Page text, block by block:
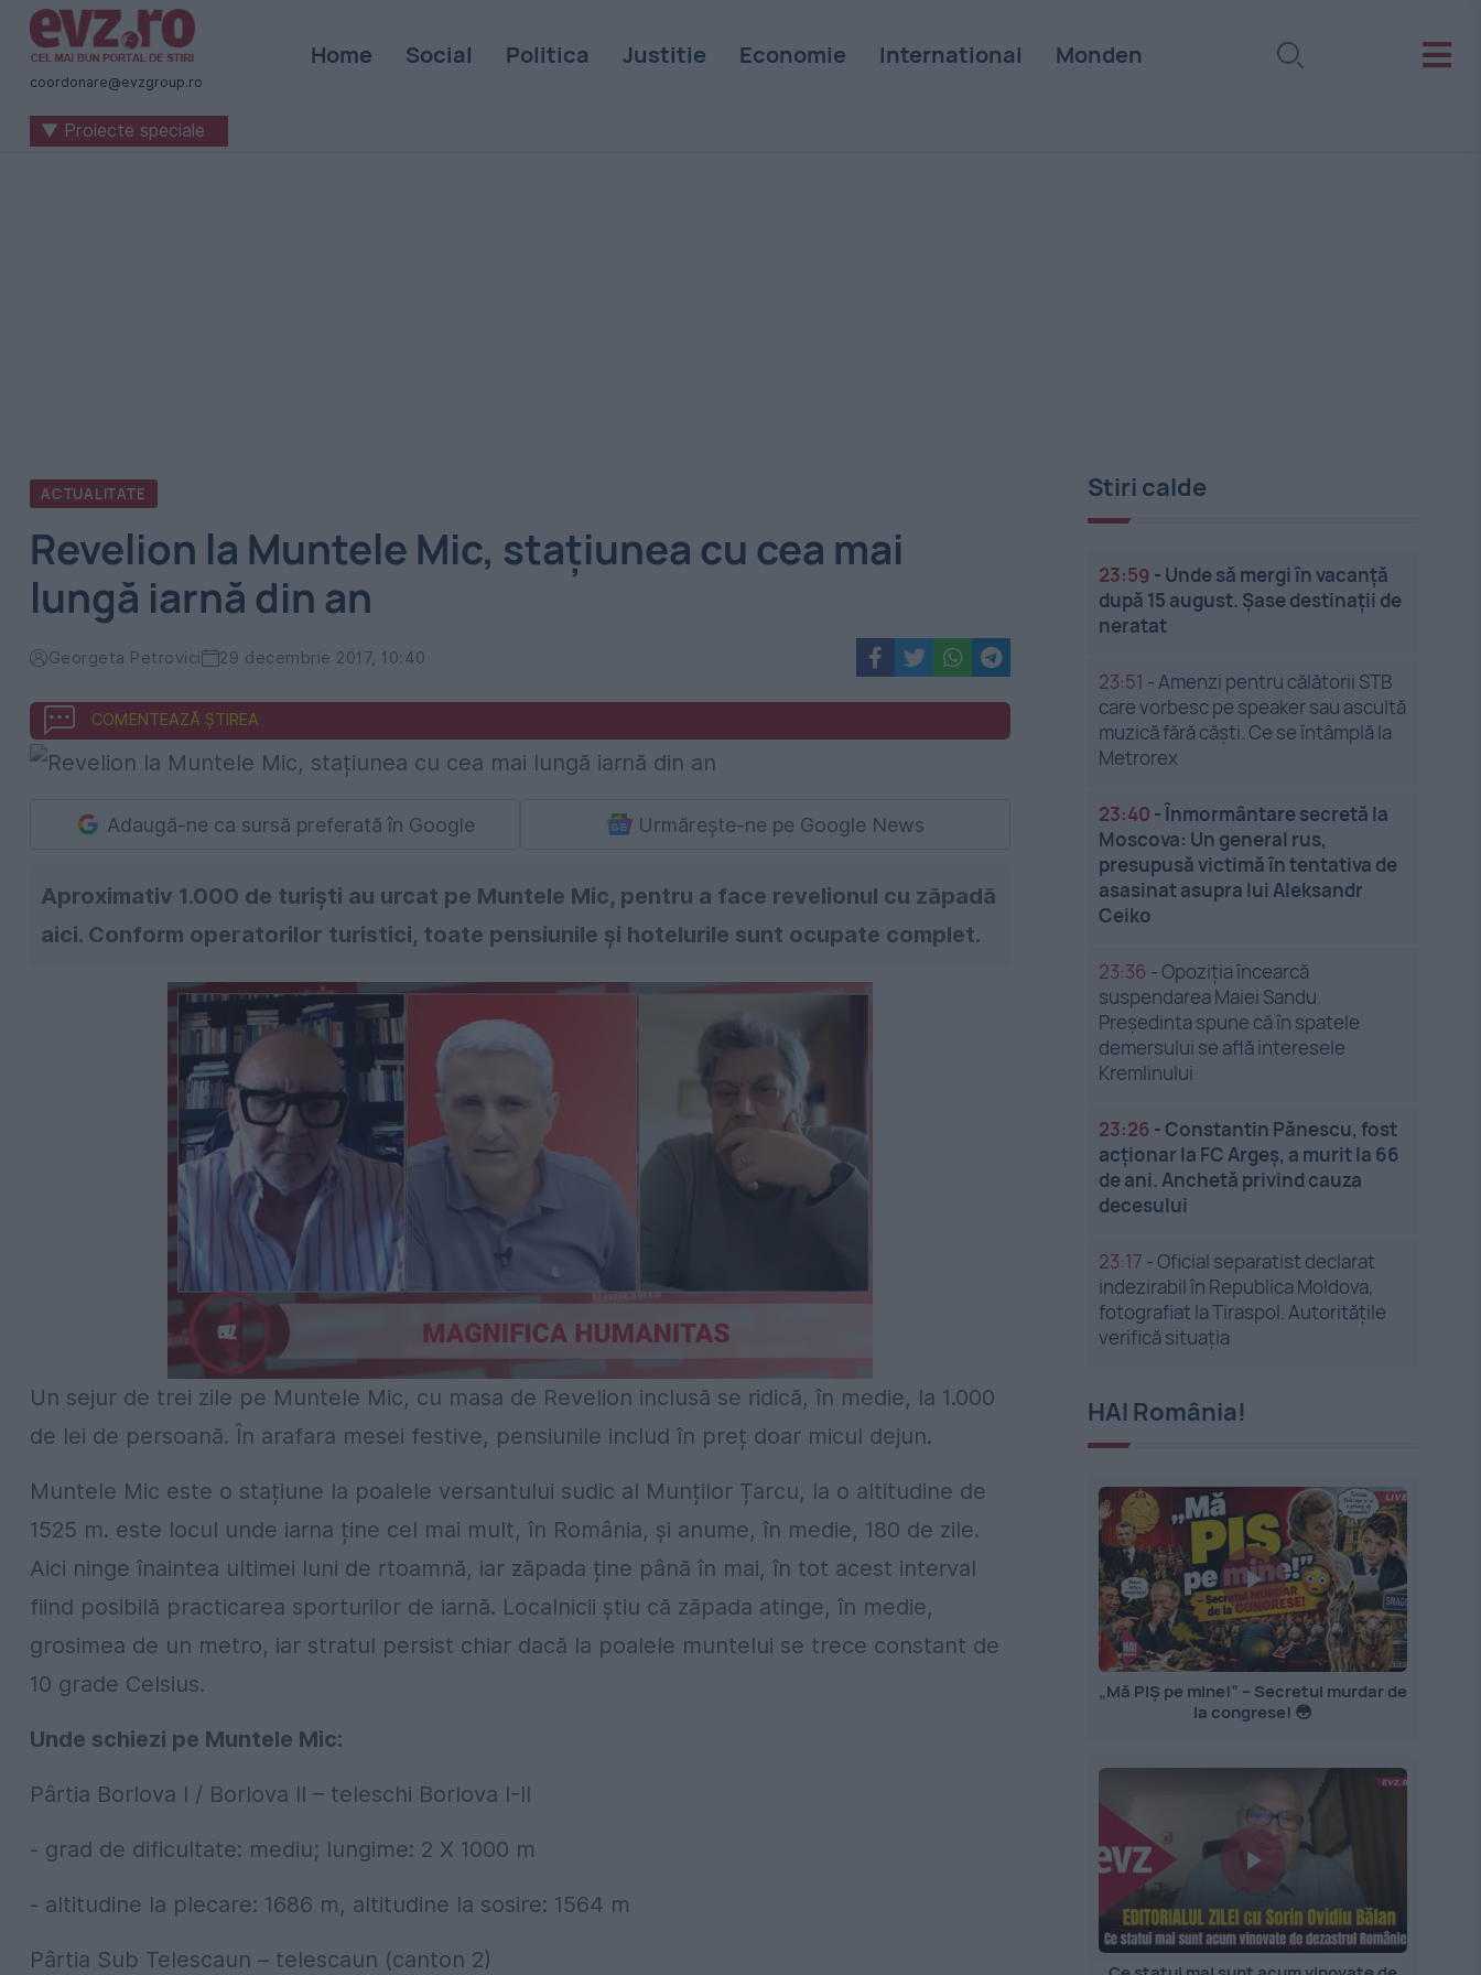
Știri
naționale
internaționale
coordonare@evzgroup.ro
Home Social Politica Justitie Economie International Monden
▼ Proiecte speciale
ACTUALITATE
Revelion la Muntele Mic, stațiunea cu cea mai
lungă iarnă din an
Georgeta Petrovici 29 decembrie 2017, 10:40
COMENTEAZĂ ȘTIREA
Adaugă-ne ca sursă preferată în Google Urmărește-ne pe Google News
Aproximativ 1.000 de turiști au urcat pe Muntele Mic, pentru a face revelionul cu zăpadă
aici. Conform operatorilor turistici, toate pensiunile și hotelurile sunt ocupate complet.
Un sejur de trei zile pe Muntele Mic, cu masa de Revelion inclusă se ridică, în medie, la 1.000
de lei de persoană. În arafara mesei festive, pensiunile includ în preț doar micul dejun.
Muntele Mic este o stațiune la poalele versantului sudic al Munților Țarcu, la o altitudine de
1525 m. este locul unde iarna ține cel mai mult, în România, și anume, în medie, 180 de zile.
Aici ninge înaintea ultimei luni de rtoamnă, iar ƶăpada ține până în mai, în tot acest interval
fiind posibilă practicarea sporturilor de iarnă. Localnicii știu că zăpada atinge, în medie,
grosimea de un metro, iar stratul persist chiar dacă la poalele muntelui se trece constant de
10 grade Celsius.
Unde schiezi pe Muntele Mic:
Pârtia Borlova I / Borlova II – teleschi Borlova I-II
- grad de dificultate: mediu; lungime: 2 X 1000 m
- altitudine la plecare: 1686 m, altitudine la sosire: 1564 m
Pârtia Sub Telescaun – telescaun (canton 2)
Stiri calde
23:59 - Unde să mergi în vacanță
după 15 august. Șase destinații de
neratat
23:51 -Amenzi pentru călătorii STB
care vorbesc pe speaker sau ascultă
muzică fără căști. Ce se întâmplă la
Metrorex
23:40 -Înmormântare secretă la
Moscova: Un general rus,
presupusă victimă în tentativa de
asasinat asupra lui Aleksandr
Ceiko
23:36 -Opoziția încearcă
suspendarea Maiei Sandu.
Președinta spune că în spatele
demersului se află interesele
Kremlinului
23:26 -Constantin Pănescu, fost
acționar la FC Argeș, a murit la 66
de ani. Anchetă privind cauza
decesului
23:17 -Oficial separatist declarat
indezirabil în Republica Moldova,
fotografiat la Tiraspol. Autoritățile
verifică situația
HAI România!
„Mă PIȘ pe mine!” – Secretul murdar de
la congrese! 😳